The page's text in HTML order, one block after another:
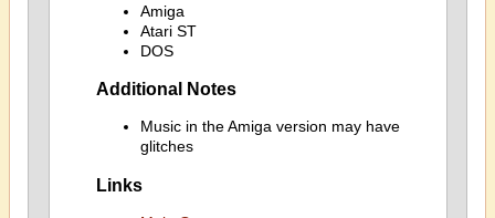
Amiga
Atari ST
DOS
Additional Notes
Music in the Amiga version may have
glitches
Links